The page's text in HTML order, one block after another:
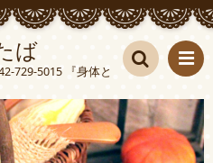
ば
729-5015 『身体と
検索